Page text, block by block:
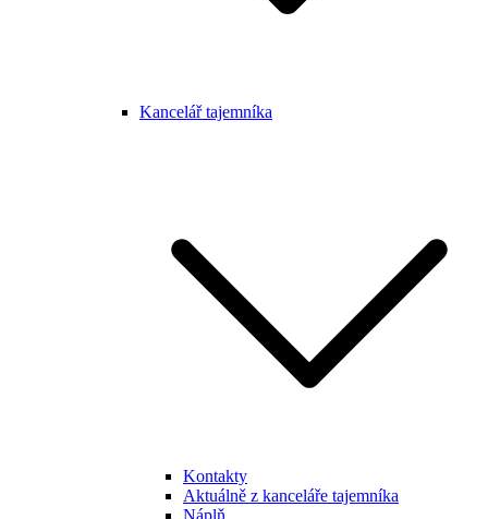
Kancelář tajemníka
Kontakty
Aktuálně z kanceláře tajemníka